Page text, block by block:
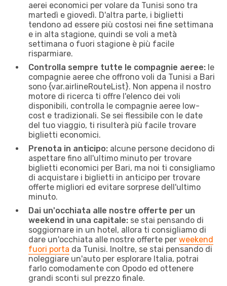
aerei economici per volare da Tunisi sono tra
martedì e giovedì. D'altra parte, i biglietti
tendono ad essere più costosi nei fine settimana
e in alta stagione, quindi se voli a metà
settimana o fuori stagione è più facile
risparmiare.
Controlla sempre tutte le compagnie aeree: le
compagnie aeree che offrono voli da Tunisi a Bari
sono {​var.airlineRouteList}. Non appena il nostro
motore di ricerca ti offre l'elenco dei voli
disponibili, controlla le compagnie aeree low-
cost e tradizionali. Se sei flessibile con le date
del tuo viaggio, ti risulterà più facile trovare
biglietti economici.
Prenota in anticipo: alcune persone decidono di
aspettare fino all'ultimo minuto per trovare
biglietti economici per Bari, ma noi ti consigliamo
di acquistare i biglietti in anticipo per trovare
offerte migliori ed evitare sorprese dell'ultimo
minuto.
Dai un'occhiata alle nostre offerte per un
weekend in una capitale: se stai pensando di
soggiornare in un hotel, allora ti consigliamo di
dare un'occhiata alle nostre offerte per weekend
fuori porta da Tunisi. Inoltre, se stai pensando di
noleggiare un'auto per esplorare Italia, potrai
farlo comodamente con Opodo ed ottenere
grandi sconti sul prezzo finale.